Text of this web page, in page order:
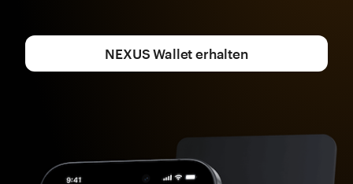
NEXUS Wallet erhalten